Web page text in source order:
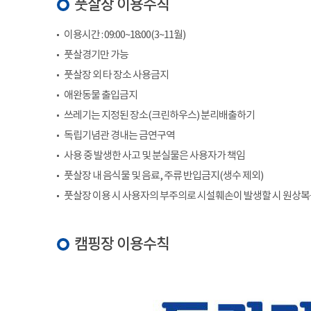
풋살장 이용수칙
이용시간 : 09:00~18:00(3~11월)
풋살경기만 가능
풋살장 외 타 장소 사용금지
애완동물 출입금지
쓰레기는 지정된 장소(크린하우스) 분리배출하기
독립기념관 경내는 금연구역
사용 중 발생한 사고 및 분실물은 사용자가 책임
풋살장 내 음식물 및 음료, 주류 반입금지(생수 제외)
풋살장 이용 시 사용자의 부주의로 시설훼손이 발생할 시 원상
캠핑장 이용수칙